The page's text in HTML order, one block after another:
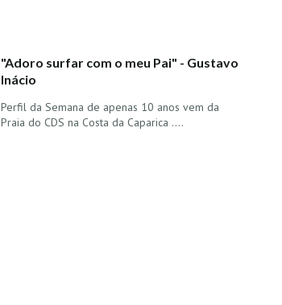
"Adoro surfar com o meu Pai" - Gustavo
Inácio
Perfil da Semana de apenas 10 anos vem da
Praia do CDS na Costa da Caparica ....